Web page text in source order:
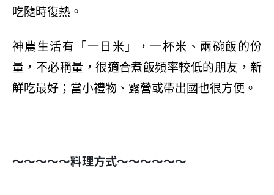
吃隨時復熱。
神農生活有「一日米」，一杯米、兩碗飯的份
量，不必稱量，很適合煮飯頻率較低的朋友，新
鮮吃最好；當小禮物、露營或帶出國也很方便。
～～～～～料理方式～～～～～～